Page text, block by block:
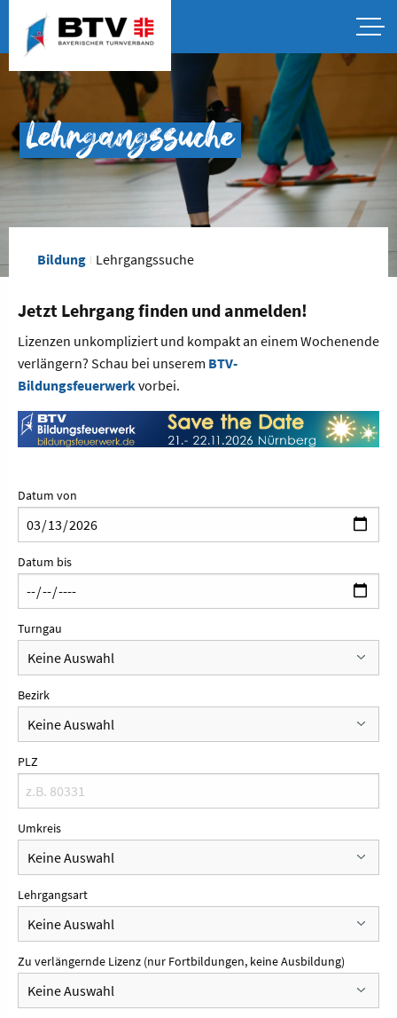
Lehrgangssuche
Bildung Lehrgangssuche
Jetzt Lehrgang finden und anmelden!
Lizenzen unkompliziert und kompakt an einem Wochenende
verlängern? Schau bei unserem BTV-
Bildungsfeuerwerkvorbei.
Datum von
Datum bis
Turngau
Bezirk
PLZ
Umkreis
Lehrgangsart
Zu verlängernde Lizenz (nur Fortbildungen, keine Ausbildung)